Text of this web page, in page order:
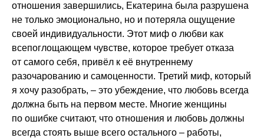
отношения завершились, Екатерина была разрушена
не только эмоционально, но и потеряла ощущение
своей индивидуальности. Этот миф о любви как
всепоглощающем чувстве, которое требует отказа
от самого себя, привёл к её внутреннему
разочарованию и самоценности. Третий миф, который
я хочу разобрать, – это убеждение, что любовь всегда
должна быть на первом месте. Многие женщины
по ошибке считают, что отношения и любовь должны
всегда стоять выше всего остального – работы,